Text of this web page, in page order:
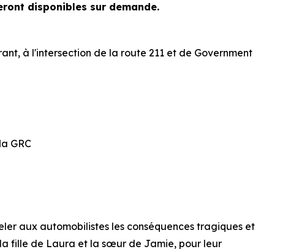
disponibles sur demande.
à l'intersection de la route 211 et de Government
GRC
aux automobilistes les conséquences tragiques et
fille de Laura et la sœur de Jamie, pour leur